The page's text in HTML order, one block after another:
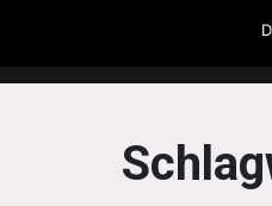
The